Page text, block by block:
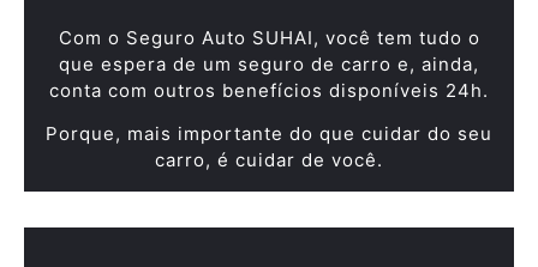
Com o Seguro Auto SUHAI, você tem tudo o
que espera de um seguro de carro e, ainda,
conta com outros benefícios disponíveis 24h.
Porque, mais importante do que cuidar do seu
carro, é cuidar de você.